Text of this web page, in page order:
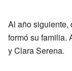
Al año siguiente,
formó su familia.
y Clara Serena.